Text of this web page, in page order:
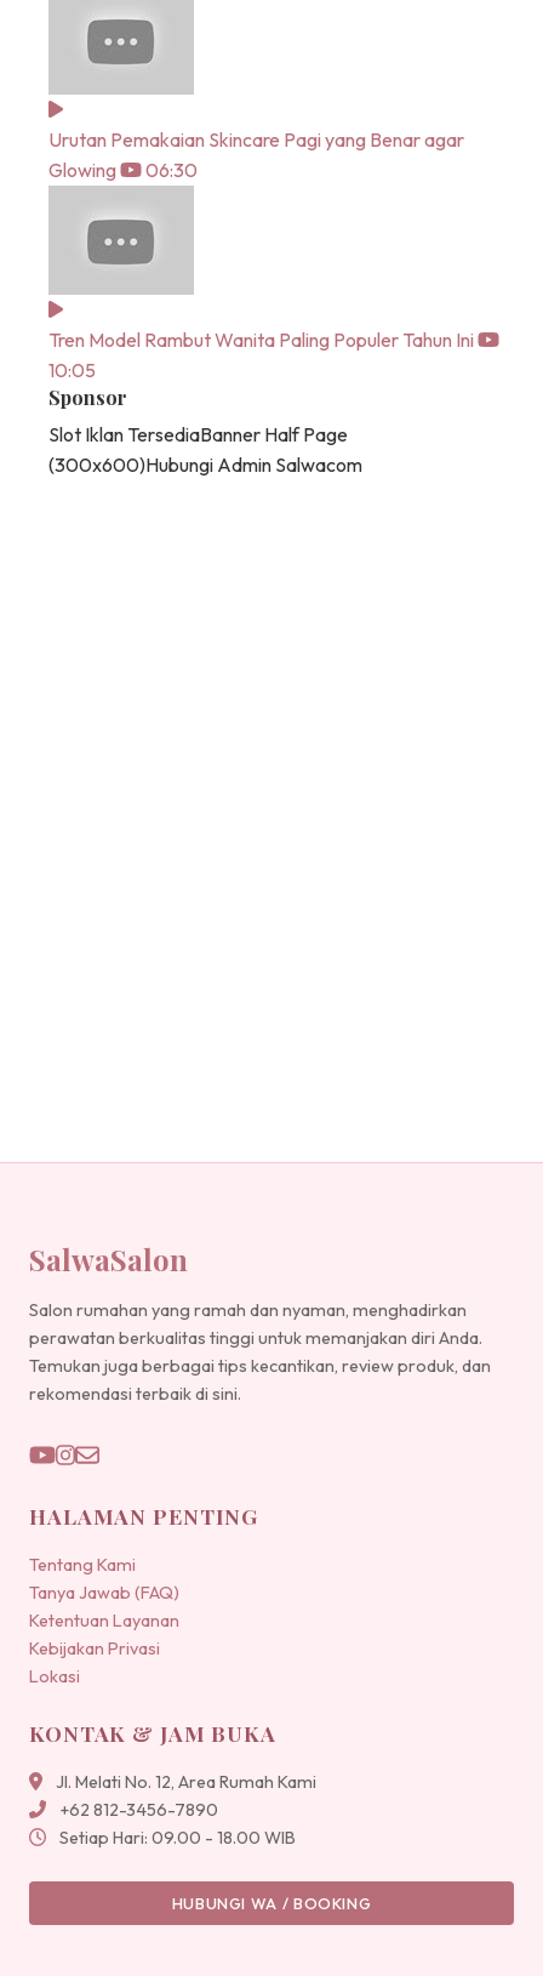
Urutan Pemakaian Skincare Pagi yang Benar agar
Glowing
06:30
Tren Model Rambut Wanita Paling Populer Tahun Ini
10:05
Sponsor
Slot Iklan TersediaBanner Half Page
(300x600)Hubungi Admin Salwacom
SalwaSalon
Salon rumahan yang ramah dan nyaman, menghadirkan
perawatan berkualitas tinggi untuk memanjakan diri Anda.
Temukan juga berbagai tips kecantikan, review produk, dan
rekomendasi terbaik di sini.
HALAMAN PENTING
Tentang Kami
Tanya Jawab (FAQ)
Ketentuan Layanan
Kebijakan Privasi
Lokasi
KONTAK & JAM BUKA
Jl. Melati No. 12, Area Rumah Kami
+62 812-3456-7890
Setiap Hari: 09.00 - 18.00 WIB
HUBUNGI WA / BOOKING